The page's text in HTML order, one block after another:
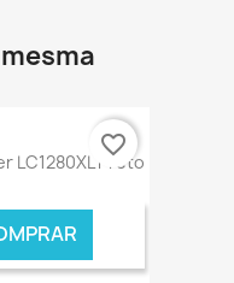
LC1280XL Preto
favorite_border